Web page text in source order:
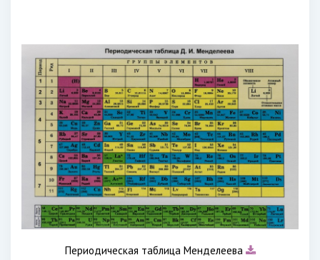
Периодическая таблица Менделеева